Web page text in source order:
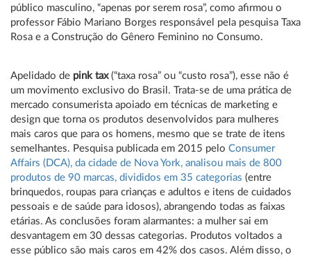
público masculino, “apenas por serem rosa”, como afirmou o
professor Fábio Mariano Borges responsável pela pesquisa Taxa
Rosa e a Construção do Gênero Feminino no Consumo.
Apelidado de pink tax(“taxa rosa” ou “custo rosa”), esse não é
um movimento exclusivo do Brasil. Trata-se de uma prática de
mercado consumerista apoiado em técnicas de marketing e
design que torna os produtos desenvolvidos para mulheres
mais caros que para os homens, mesmo que se trate de itens
semelhantes. Pesquisa publicada em 2015 pelo Consumer
Affairs (DCA), da cidade de Nova York, analisou mais de 800
produtos de 90 marcas, divididos em 35 categorias (entre
brinquedos, roupas para crianças e adultos e itens de cuidados
pessoais e de saúde para idosos), abrangendo todas as faixas
etárias. As conclusões foram alarmantes: a mulher sai em
desvantagem em 30 dessas categorias. Produtos voltados a
esse público são mais caros em 42% dos casos. Além disso, o